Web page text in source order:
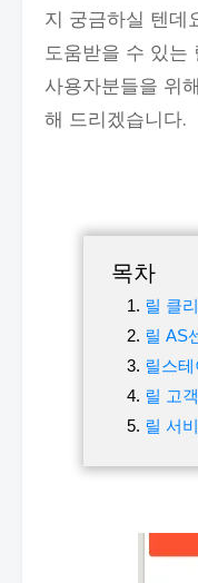
지 궁금하실 텐데
도움받을 수 있는
사용자분들을 위
해 드리겠습니다.
목차
릴 클
릴 AS
릴스
릴 고
릴 서